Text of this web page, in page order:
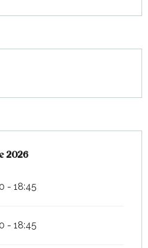
2026
2026
- 18:45
- 18:45